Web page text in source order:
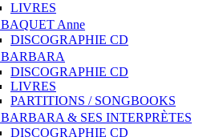
LIVRES
BAQUET Anne
DISCOGRAPHIE CD
BARBARA
DISCOGRAPHIE CD
LIVRES
PARTITIONS / SONGBOOKS
BARBARA & SES INTERPRÈTES
DISCOGRAPHIE CD